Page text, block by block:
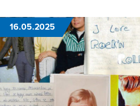
16.05.2025